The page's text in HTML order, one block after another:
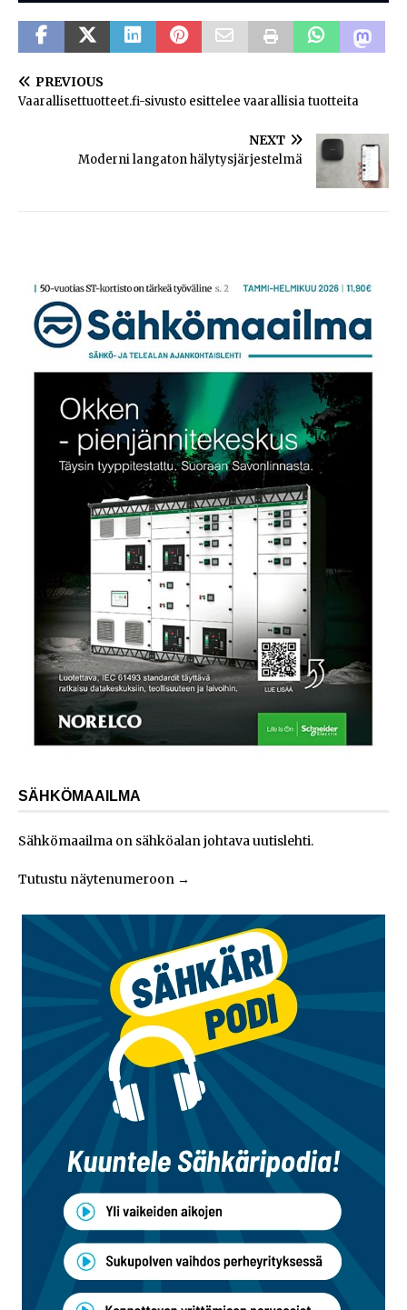
PREVIOUS
Vaarallisettuotteet.fi-sivusto esittelee vaarallisia tuotteita
NEXT
Moderni langaton hälytysjärjestelmä
SÄHKÖMAAILMA
Sähkömaailma on sähköalan johtava uutislehti.
Tutustu näytenumeroon →